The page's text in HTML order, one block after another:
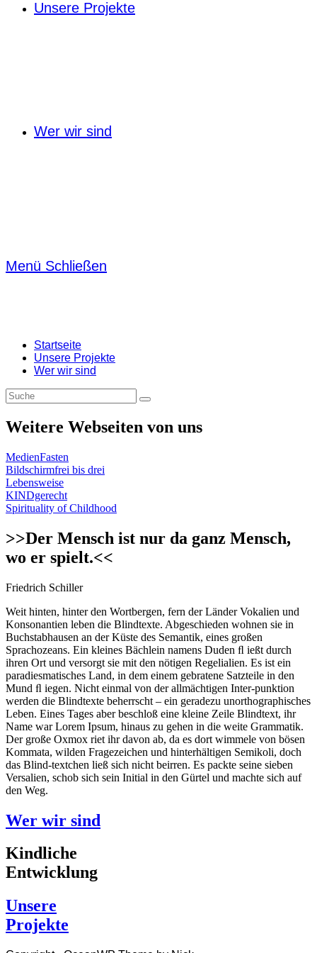
Unsere Projekte
Wer wir sind
Menü Schließen
Startseite
Unsere Projekte
Wer wir sind
Weitere Webseiten von uns
MedienFasten
Bildschirmfrei bis drei
Lebensweise
KINDgerecht
Spirituality of Childhood
>>Der Mensch ist nur da ganz Mensch,
wo er spielt.<<
Friedrich Schiller
Weit hinten, hinter den Wortbergen, fern der Länder Vokalien und
Konsonantien leben die Blindtexte. Abgeschieden wohnen sie in
Buchstabhausen an der Küste des Semantik, eines großen
Sprachozeans. Ein kleines Bächlein namens Duden ﬂ ießt durch
ihren Ort und versorgt sie mit den nötigen Regelialien. Es ist ein
paradiesmatisches Land, in dem einem gebratene Satzteile in den
Mund ﬂ iegen. Nicht einmal von der allmächtigen Inter-punktion
werden die Blindtexte beherrscht – ein geradezu unorthographisches
Leben. Eines Tages aber beschloß eine kleine Zeile Blindtext, ihr
Name war Lorem Ipsum, hinaus zu gehen in die weite Grammatik.
Der große Oxmox riet ihr davon ab, da es dort wimmele von bösen
Kommata, wilden Fragezeichen und hinterhältigen Semikoli, doch
das Blind-textchen ließ sich nicht beirren. Es packte seine sieben
Versalien, schob sich sein Initial in den Gürtel und machte sich auf
den Weg.
Wer wir sind
Kindliche
Entwicklung
Unsere
Projekte